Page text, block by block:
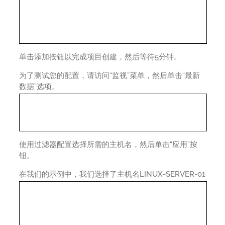
单击添加按钮以完成项目创建，然后等待5分钟。
为了测试您的配置，请访问“监视”菜单，然后单击“最新
数据”选项。
使用过滤器配置选择所需的主机名，然后单击“应用”按
钮。
在我们的示例中，我们选择了主机名LINUX-SERVER-01